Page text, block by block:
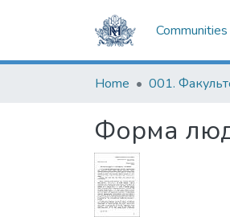
Home
Форма